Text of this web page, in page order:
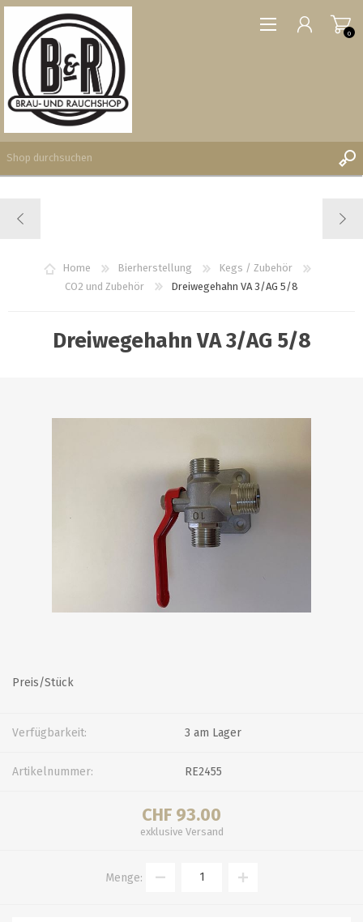
WUNSCHLISTE
0
0
Home Bierherstellung
Kegs / Zubehör
CO2 und Zubehör
Dreiwegehahn VA 3/AG 5/8
Dreiwegehahn VA 3/AG 5/8
Preis/Stück
Verfügbarkeit: 3 am Lager
Artikelnummer: RE2455
CHF 93.00
exklusive Versand
Menge: